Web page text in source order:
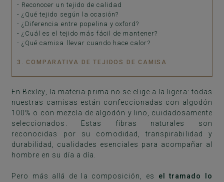
- Reconocer un tejido de calidad
- ¿Qué tejido según la ocasión?
- ¿Diferencia entre popelina y oxford?
- ¿Cuál es el tejido más fácil de mantener?
- ¿Qué camisa llevar cuando hace calor?
3. COMPARATIVA DE TEJIDOS DE CAMISA
En Bexley, la materia prima no se elige a la ligera:todas
nuestras camisas están confeccionadas con algodón
100% o con mezcla de algodón y lino
, cuidadosamente
seleccionados. Estas fibras naturales son
reconocidas por su comodidad, transpirabilidad y
durabilidad, cualidades esenciales para acompañar al
hombre en su día a día.
Pero más allá de la composición, es el tramado lo